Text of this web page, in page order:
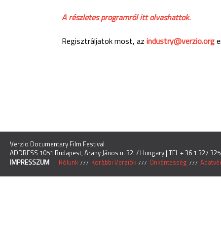
A részletes programról itt olvashattok.
Regisztráljatok most, az industry@verzio.org
Verzio Documentary Film Festival
ADDRESS 1051 Budapest, Arany János u. 32. / Hungary | TEL + 36 1 327
IMPRESSZUM
Rólunk Korábbi Verziók Önkéntesség